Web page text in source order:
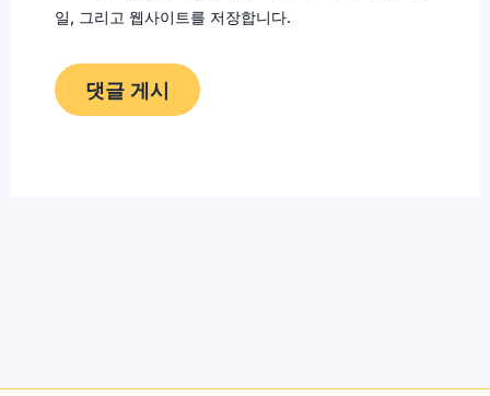
일, 그리고 웹사이트를 저장합니다.